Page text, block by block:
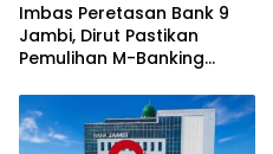
Imbas Peretasan Bank 9
Jambi, Dirut Pastikan
Pemulihan M-Banking